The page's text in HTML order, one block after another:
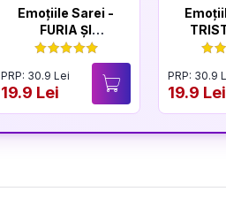
Emoțiile Sarei -
FURIA ȘI
LINIȘTEA
PRP: 30.9 Lei
19.9 Lei
PRP: 30.9
19.9 Lei